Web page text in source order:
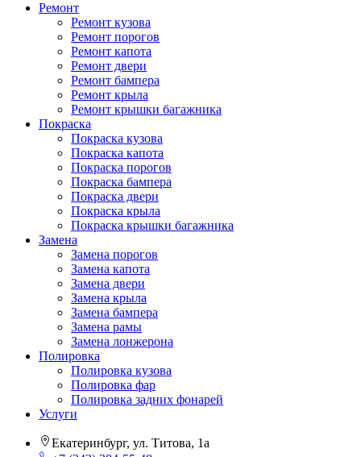
Ремонт
Ремонт кузова
Ремонт порогов
Ремонт капота
Ремонт двери
Ремонт бампера
Ремонт крыла
Ремонт крышки багажника
Покраска
Покраска кузова
Покраска капота
Покраска порогов
Покраска бампера
Покраска двери
Покраска крыла
Покраска крышки багажника
Замена
Замена порогов
Замена капота
Замена двери
Замена крыла
Замена бампера
Замена рамы
Замена лонжерона
Полировка
Полировка кузова
Полировка фар
Полировка задних фонарей
Услуги
Екатеринбург, ул. Титова, 1а